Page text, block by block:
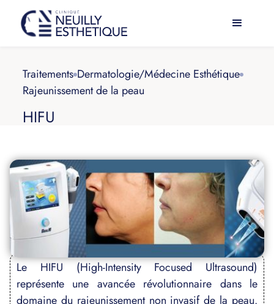
Traitements Dermatologie/Médecine Esthétique
Rajeunissement de la peau
HIFU
Le HIFU (High-Intensity Focused Ultrasound)
représente une avancée révolutionnaire dans le
domaine du rajeunissement non invasif de la peau.